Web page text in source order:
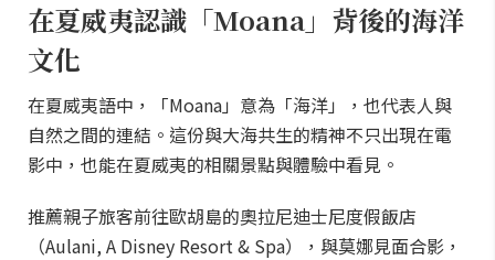
在夏威夷認識「Moana」背後的海洋
文化
在夏威夷語中，「Moana」意為「海洋」，也代表人與
自然之間的連結。這份與大海共生的精神不只出現在電
影中，也能在夏威夷的相關景點與體驗中看見。
推薦親子旅客前往歐胡島的奧拉尼迪士尼度假飯店
（Aulani, A Disney Resort & Spa），與莫娜見面合影，